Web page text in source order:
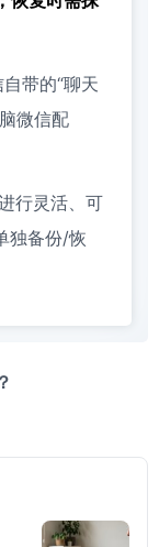
带的“聊天
微信配
行灵活、可
独备份/恢